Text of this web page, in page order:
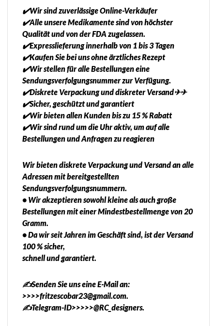
✔️Wir sind zuverlässige Online-Verkäufer
✔️Alle unsere Medikamente sind von höchster
Qualität und von der FDA zugelassen.
✔️Expresslieferung innerhalb von 1 bis 3 Tagen
✔️Kaufen Sie bei uns ohne ärztliches Rezept
✔️Wir stellen für alle Bestellungen eine
Sendungsverfolgungsnummer zur Verfügung.
✔️Diskrete Verpackung und diskreter Versand✈✈
✔️Sicher, geschützt und garantiert
✔️Wir bieten allen Kunden bis zu 15 % Rabatt
✔️Wir sind rund um die Uhr aktiv, um auf alle
Bestellungen und Anfragen zu reagieren
Wir bieten diskrete Verpackung und Versand an alle
Adressen mit bereitgestellten
Sendungsverfolgungsnummern.
• Wir akzeptieren sowohl kleine als auch große
Bestellungen mit einer Mindestbestellmenge von 20
Gramm.
• Da wir seit Jahren im Geschäft sind, ist der Versand
100 % sicher,
schnell und garantiert.
✍️Senden Sie uns eine E-Mail an:
>>>>fritzescobar23@gmail.com.
✍️Telegram-ID>>>>>@RC_designers.